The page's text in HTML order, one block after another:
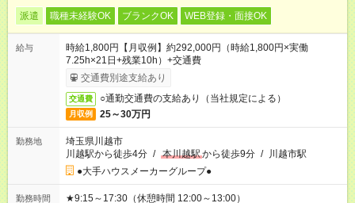
派遣 職種未経験OK ブランクOK WEB登録・面接OK
給与
時給1,800円【月収例】約292,000円（時給1,800円×実働
7.25h×21日+残業10h）+交通費
交通費別途支給あり
交通費 ○通勤交通費の支給あり（当社規定による）
月収例 25～30万円
勤務地
埼玉県川越市
川越駅から徒歩4分 / 本川越駅から徒歩9分 / 川越市駅
●大手ハウスメーカーグループ●
勤務時間 ★9:15～17:30（休憩時間 12:00～13:00）